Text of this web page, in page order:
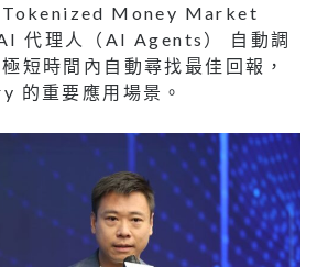
Tokenized Money Market
代理人（AI Agents） 自動調
短時間內自動尋找最佳回報，
的重要應用場景。